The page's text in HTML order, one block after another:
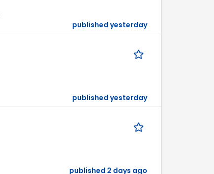
published yesterday
published yesterday
published 2 days ago